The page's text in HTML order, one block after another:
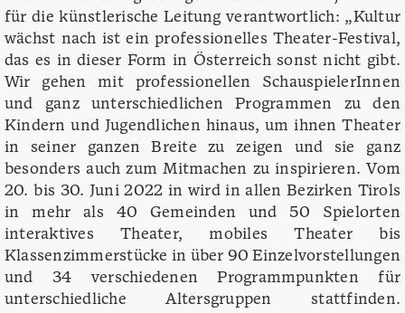
für die künstlerische Leitung verantwortlich: „Kultur
wächst nach ist ein professionelles Theater-Festival,
das es in dieser Form in Österreich sonst nicht gibt.
Wir gehen mit professionellen SchauspielerInnen
und ganz unterschiedlichen Programmen zu den
Kindern und Jugendlichen hinaus, um ihnen Theater
in seiner ganzen Breite zu zeigen und sie ganz
besonders auch zum Mitmachen zu inspirieren. Vom
20. bis 30. Juni 2022 in wird in allen Bezirken Tirols
in mehr als 40 Gemeinden und 50 Spielorten
interaktives Theater, mobiles Theater bis
Klassenzimmerstücke in über 90 Einzelvorstellungen
und 34 verschiedenen Programmpunkten für
unterschiedliche Altersgruppen stattfinden.